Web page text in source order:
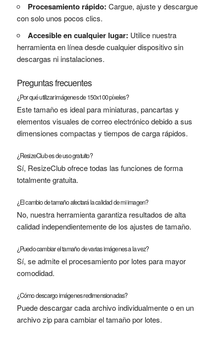
Procesamiento rápido: Cargue, ajuste y descargue
con solo unos pocos clics.
Accesible en cualquier lugar: Utilice nuestra
herramienta en línea desde cualquier dispositivo sin
descargas ni instalaciones.
Preguntas frecuentes
¿Por qué utilizar imágenes de 150x100 píxeles?
Este tamaño es ideal para miniaturas, pancartas y
elementos visuales de correo electrónico debido a sus
dimensiones compactas y tiempos de carga rápidos.
¿ResizeClub es de uso gratuito?
Sí, ResizeClub ofrece todas las funciones de forma
totalmente gratuita.
¿El cambio de tamaño afectará la calidad de mi imagen?
No, nuestra herramienta garantiza resultados de alta
calidad independientemente de los ajustes de tamaño.
¿Puedo cambiar el tamaño de varias imágenes a la vez?
Sí, se admite el procesamiento por lotes para mayor
comodidad.
¿Cómo descargo imágenes redimensionadas?
Puede descargar cada archivo individualmente o en un
archivo zip para cambiar el tamaño por lotes.